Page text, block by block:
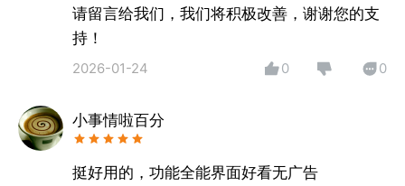
请留言给我们，我们将积极改善，谢谢您的支
持！
2026-01-24 0 0
小事情啦百分
挺好用的，功能全能界面好看无广告